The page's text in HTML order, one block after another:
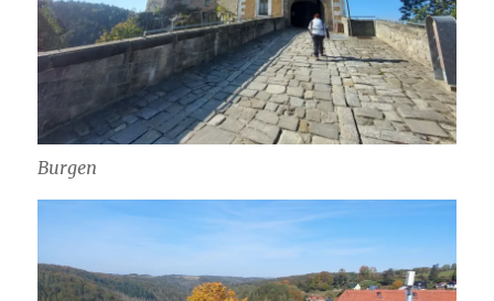
Burgen